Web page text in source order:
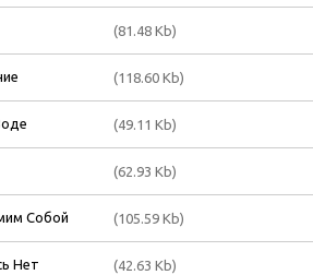
(81.48 Kb)
(118.60 Kb)
(49.11 Kb)
(62.93 Kb)
Собой (105.59 Kb)
Нет (42.63 Kb)